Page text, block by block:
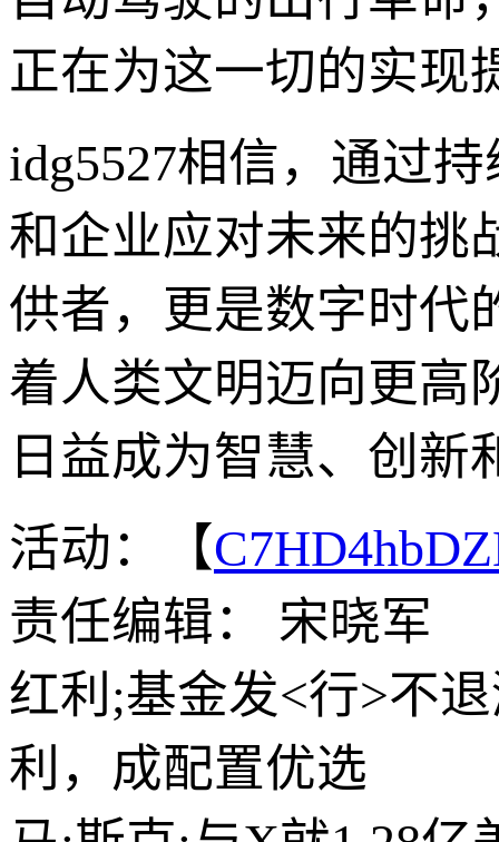
正在为这一切的实现
idg5527相信，通过
和企业应对未来的挑
供者，更是数字时代
着人类文明迈向更高
日益成为智慧、创新
活动：【
责任编辑： 宋晓军
红利;基金发<行>不
利，成配置优选